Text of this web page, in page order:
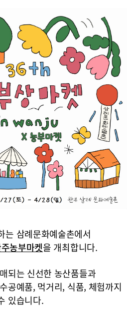
는 삼례문화예술촌에서
농부마켓을 개최합니다.
되는 신선한 농산품들과
공예품, 먹거리, 식품, 체험까지
있습니다.